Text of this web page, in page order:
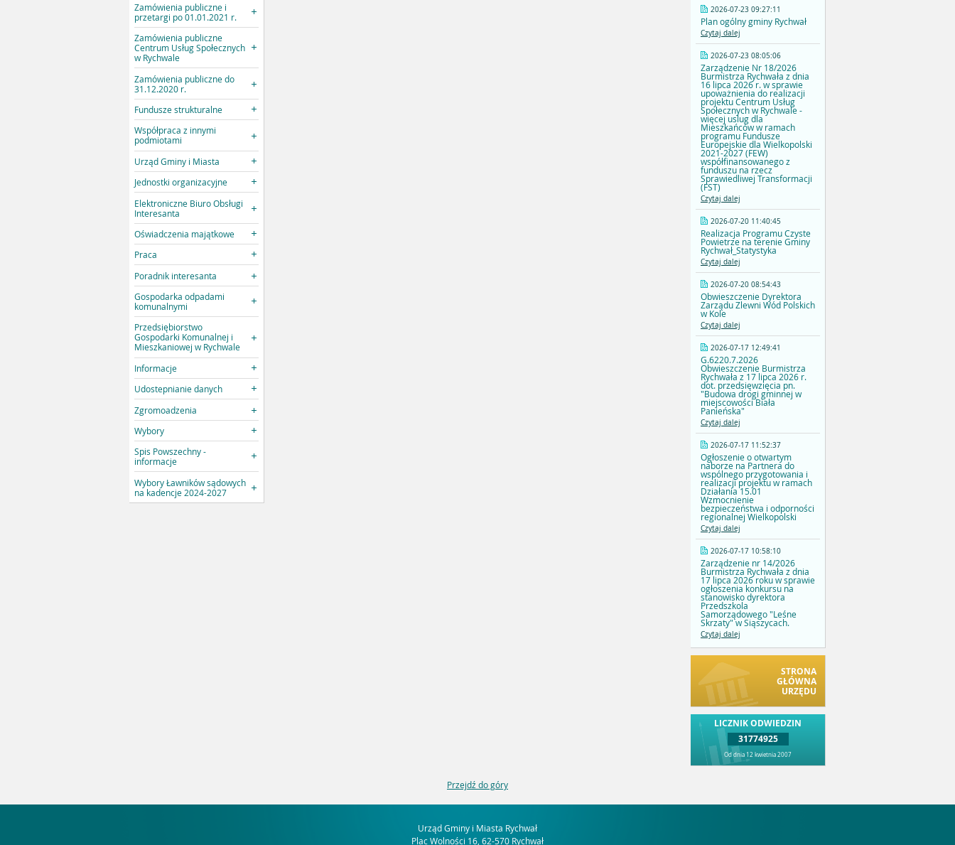
Zamówienia publiczne i
przetargi po 01.01.2021 r.
Zamówienia publiczne
Centrum Usług Społecznych
w Rychwale
Zamówienia publiczne do
31.12.2020 r.
Fundusze strukturalne
Współpraca z innymi
podmiotami
Urząd Gminy i Miasta
Jednostki organizacyjne
Elektroniczne Biuro Obsługi
Interesanta
Oświadczenia majątkowe
Praca
Poradnik interesanta
Gospodarka odpadami
komunalnymi
Przedsiębiorstwo
Gospodarki Komunalnej i
Mieszkaniowej w Rychwale
Informacje
Udostepnianie danych
Zgromoadzenia
Wybory
Spis Powszechny -
informacje
Wybory Ławników sądowych
na kadencje 2024-2027
2026-07-23 09:27:11
Plan ogólny gminy Rychwał
Czytaj dalej
2026-07-23 08:05:06
Zarządzenie Nr 18/2026
Burmistrza Rychwała z dnia
16 lipca 2026 r. w sprawie
upoważnienia do realizacji
projektu Centrum Usług
Społecznych w Rychwale -
więcej uslug dla
Mieszkańców w ramach
programu Fundusze
Europejskie dla Wielkopolski
2021-2027 (FEW)
współfinansowanego z
funduszu na rzecz
Sprawiedliwej Transformacji
(FST)
Czytaj dalej
2026-07-20 11:40:45
Realizacja Programu Czyste
Powietrze na terenie Gminy
Rychwał_Statystyka
Czytaj dalej
2026-07-20 08:54:43
Obwieszczenie Dyrektora
Zarządu Zlewni Wód Polskich
w Kole
Czytaj dalej
2026-07-17 12:49:41
G.6220.7.2026
Obwieszczenie Burmistrza
Rychwała z 17 lipca 2026 r.
dot. przedsięwzięcia pn.
"Budowa drogi gminnej w
miejscowości Biała
Panieńska"
Czytaj dalej
2026-07-17 11:52:37
Ogłoszenie o otwartym
naborze na Partnera do
wspólnego przygotowania i
realizacji projektu w ramach
Działania 15.01
Wzmocnienie
bezpieczeństwa i odporności
regionalnej Wielkopolski
Czytaj dalej
2026-07-17 10:58:10
Zarządzenie nr 14/2026
Burmistrza Rychwała z dnia
17 lipca 2026 roku w sprawie
ogłoszenia konkursu na
stanowisko dyrektora
Przedszkola
Samorządowego "Leśne
Skrzaty" w Siąszycach.
Czytaj dalej
STRONA
GŁÓWNA
URZĘDU
LICZNIK ODWIEDZIN
31774925
Od dnia 12 kwietnia 2007
Przejdź do góry
Urząd Gminy i Miasta Rychwał
Plac Wolności 16, 62-570 Rychwał